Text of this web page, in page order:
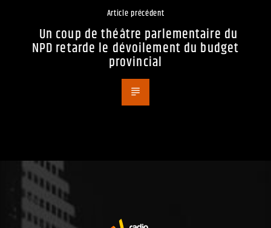
Article précédent
Un coup de théâtre parlementaire du
NPD retarde le dévoilement du budget
provincial